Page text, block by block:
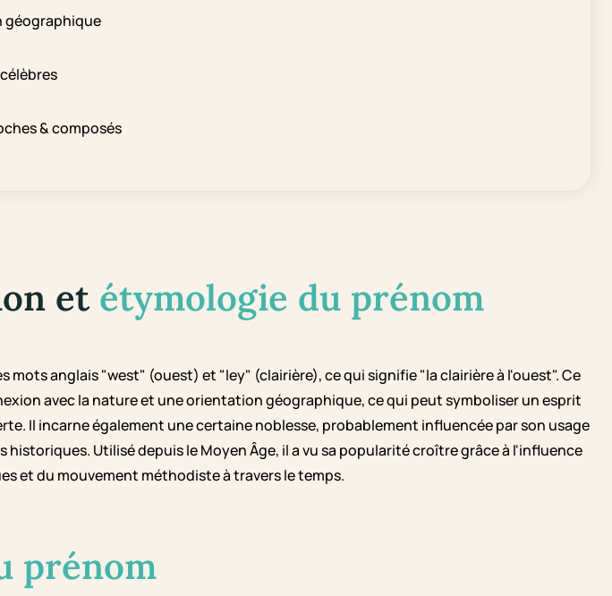
géographique
& composés
et étymologie du prénom
mots anglais "west" (ouest) et "ley" (clairière), ce qui signifie "la clairière à l'ouest". Ce
avec la nature et une orientation géographique, ce qui peut symboliser un esprit
Il incarne également une certaine noblesse, probablement influencée par son usage
historiques. Utilisé depuis le Moyen Âge, il a vu sa popularité croître grâce à l'influence
et du mouvement méthodiste à travers le temps.
prénom